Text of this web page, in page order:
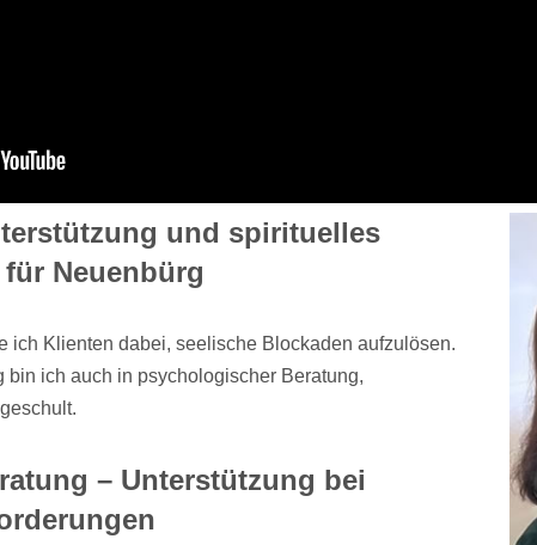
und spirituelles
Neuenbürg
ich Klienten dabei, seelische Blockaden aufzulösen.
bin ich auch in psychologischer Beratung,
– Unterstützung bei